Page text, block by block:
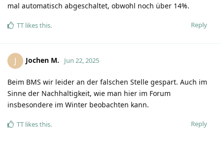
mal automatisch abgeschaltet, obwohl noch über 14%.
Reply
TT likes this.
J Jochen M. Jun 22, 2025
Beim BMS wir leider an der falschen Stelle gespart. Auch im
Sinne der Nachhaltigkeit, wie man hier im Forum
insbesondere im Winter beobachten kann.
Reply
TT likes this.